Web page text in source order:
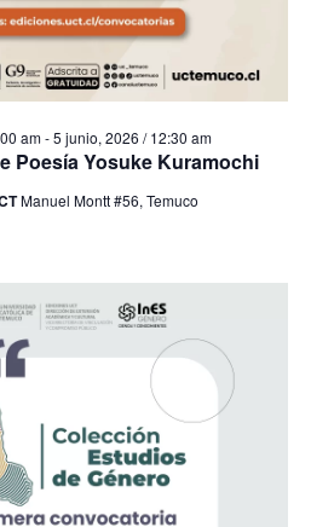
Poesía Yosuke Kuramochi
am-5 junio, 2026 / 12:30 am
Manuel Montt #56, Temuco